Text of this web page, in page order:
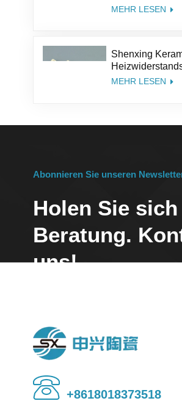
95% Keramikteil
MEHR LESEN
Shenxing
Thermoelement
MEHR LESEN
Abonnieren Sie unseren
Holen Sie
Beratung.
uns!
+8618018373518